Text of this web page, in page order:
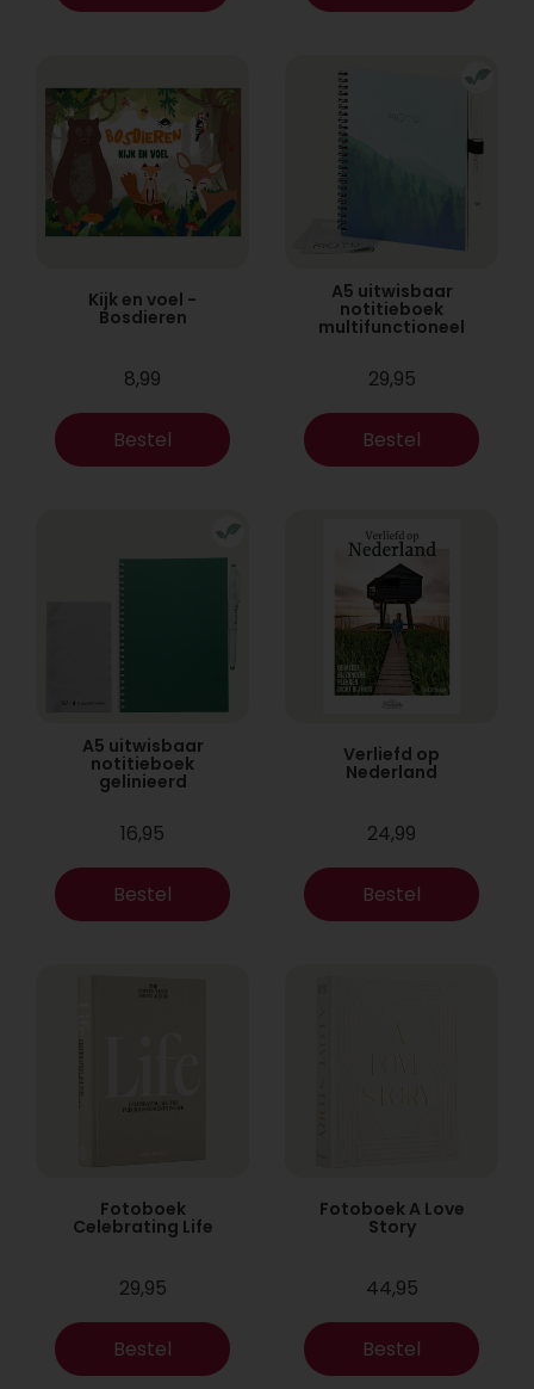
Kijk en voel -
Bosdieren
8,99
Bestel
A5 uitwisbaar
notitieboek
multifunctioneel
29,95
Bestel
A5 uitwisbaar
notitieboek
gelinieerd
16,95
Bestel
Verliefd op
Nederland
24,99
Bestel
Fotoboek
Celebrating Life
29,95
Bestel
Fotoboek A Love
Story
44,95
Bestel